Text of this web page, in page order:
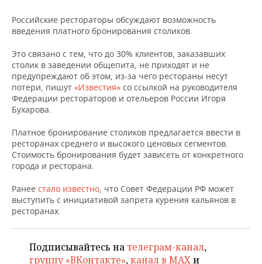
ДЕКЛАРАЦИИ О ДОХОДАХ
КОРОЛИ ГОСЗАКАЗА ПФО
ВУЗЫ ТАТАРСТАНА
КОМУ ПРИНАДЛЕЖАТ
ТАТАРСТАНА
НОВОСТИ ЭКОНОМИКИ
ФИНАНСЫ
БАНКИ
БЮДЖЕТ
ИНВЕСТИЦИИ
ПРОМЫШЛЕННОСТЬ
НОВОСТИ
ПРОМЫШЛЕННОСТИ
АГРОПРОМ
НЕФТЕХИМИЯ
ОПК
ЭНЕРГЕТИКА
НЕДВИЖИМОСТЬ
НОВОСТИ НЕДВИЖИМОСТИ
АВТО
НОВОСТИ АВТО
БИЗНЕС
НОВОСТИ БИЗНЕСА
РОЗНИЧНАЯ ТОРГОВЛЯ
ТРАНСПОРТ
ТЕХНОЛОГИИ
НОВОСТИ ТЕХНОЛОГИЙ
IT
ТЕЛЕКОММУНИКАЦИИ
МЕРОПРИЯТИЯ
НОВОСТИ МЕРОПРИЯТИЙ
БИЗНЕС-БРАНЧИ
СПОРТ
ФУТБОЛ
НОВОСТИ ОБЩЕСТВА
ФОТОГАЛЕРЕЯ
Российские рестораторы обсуждают возможность
введения платного бронирования столиков.
Это связано с тем, что до 30% клиентов, заказавших
столик в заведении общепита, не приходят и не
предупреждают об этом, из-за чего рестораны несут
потери, пишут «Известия» со ссылкой на руководителя
Федерации рестораторов и отельеров России Игоря
Бухарова.
Платное бронирование столиков предлагается ввести в
ресторанах среднего и высокого ценовых сегментов.
Стоимость бронирования будет зависеть от конкретного
города и ресторана.
Ранее стало известно, что Совет Федерации РФ может
выступить с инициативой запрета курения кальянов в
ресторанах.
Подписывайтесь на телеграм-канал,
группу «ВКонтакте»,канал в MAXи